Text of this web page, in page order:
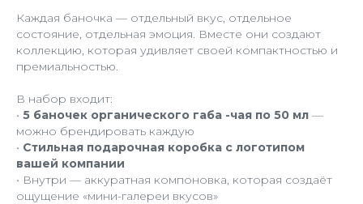
Каждая баночка — отдельный вкус, отдельное
состояние, отдельная эмоция. Вместе они создают
коллекцию, которая удивляет своей компактностью и
премиальностью.
В набор входит:
• 5 баночек органического габа -чая по 50 мл —
можно брендировать каждую
• Стильная подарочная коробка с логотипом
вашей компании
• Внутри — аккуратная компоновка, которая создаёт
ощущение «мини-галереи вкусов»